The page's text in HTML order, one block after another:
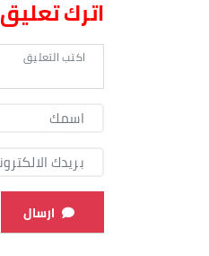
اترك تعليق
ارسال